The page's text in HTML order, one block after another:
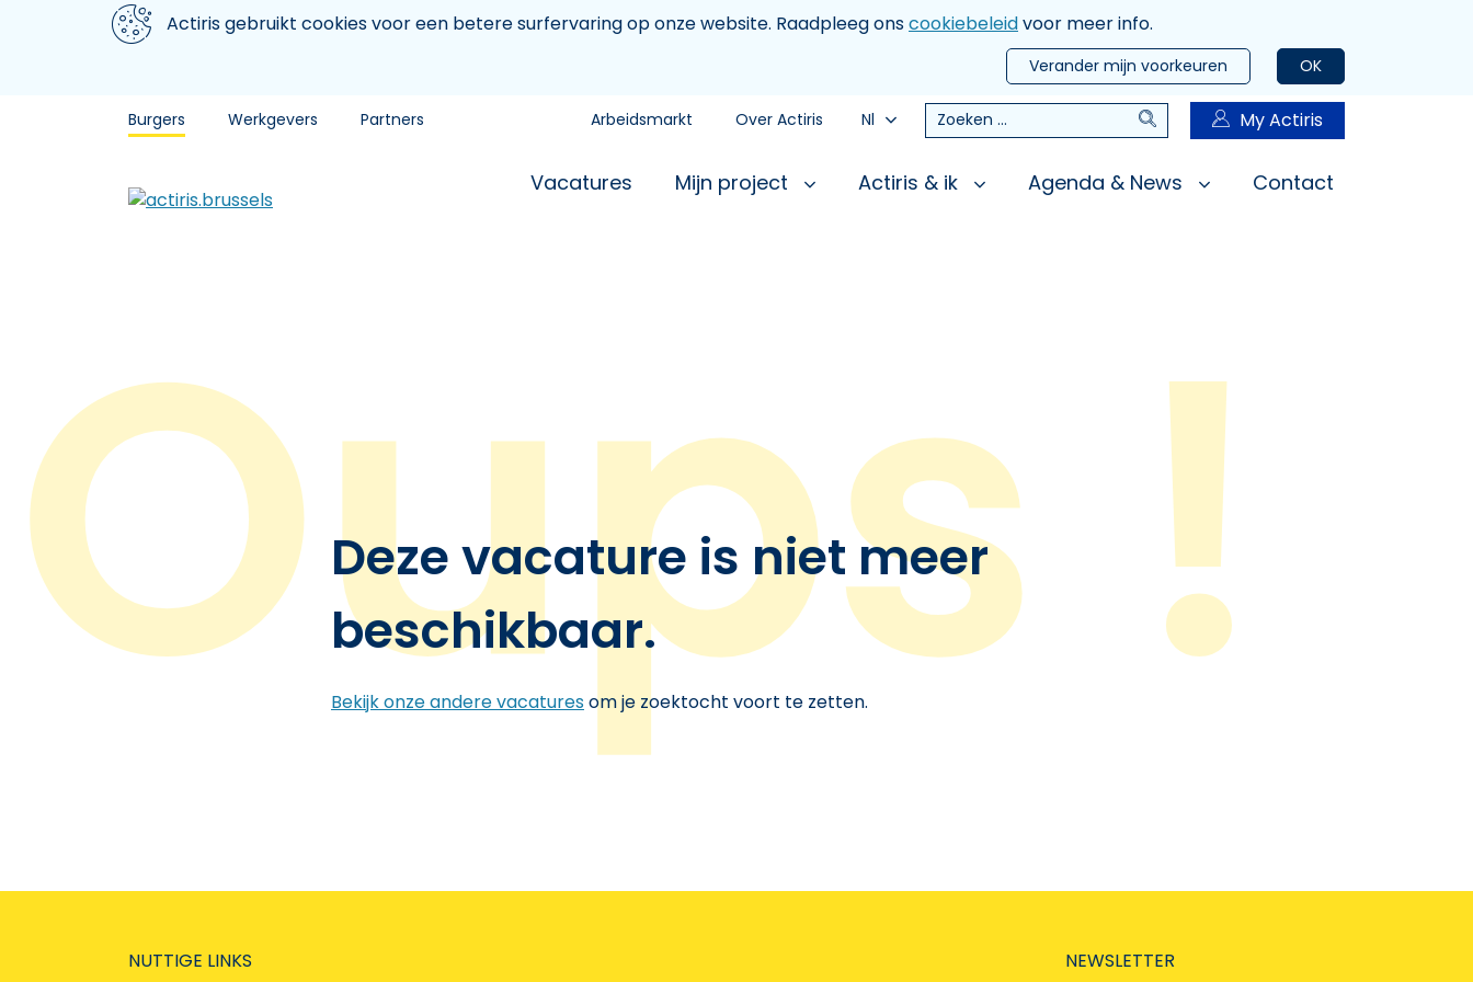
Aller au contenu principal
We gebruiken cookiesActiris gebruikt cookies voor een betere surfervaring op onze website. Raadpleeg onscookiebeleidvoor meer info.
OK
Verander mijn voorkeuren
Burgers Werkgevers Partners Arbeidsmarkt Over Actiris Nl Zoeken Zoeken My Actiris
Vacatures Mijn project Actiris & ik Agenda & News Contact
Deze vacature is niet meer
beschikbaar.
Bekijk onze andere vacaturesom je zoektocht voort te zetten.
NUTTIGE LINKS NEWSLETTER